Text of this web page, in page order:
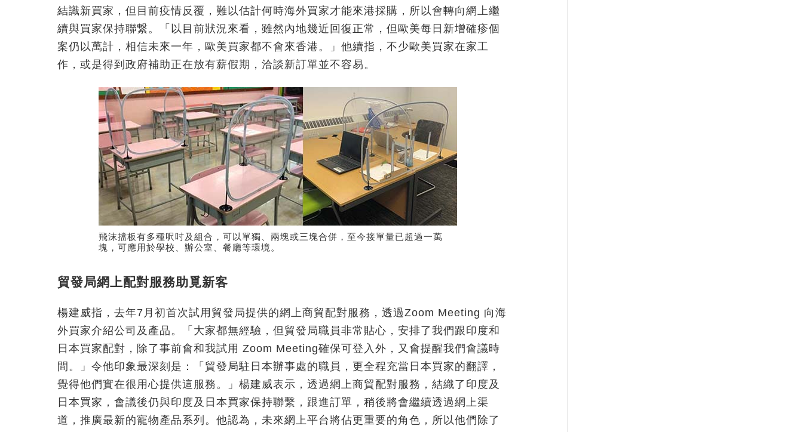
結識新買家，但目前疫情反覆，難以估計何時海外買家才能來港採購，所以會轉向網上繼
續與買家保持聯繋。「以目前狀況來看，雖然內地幾近回復正常，但歐美每日新增確疹個
案仍以萬計，相信未來一年，歐美買家都不會來香港。」他續指，不少歐美買家在家工
作，或是得到政府補助正在放有薪假期，洽談新訂單並不容易。
飛沫擋板有多種呎吋及組合，可以單獨、兩塊或三塊合併，至今接單量已超過一萬
塊，可應用於學校、辦公室、餐廳等環境。
貿發局網上配對服務助覓新客
楊建威指，去年7月初首次試用貿發局提供的網上商貿配對服務，透過Zoom Meeting 向海
外買家介紹公司及產品。「大家都無經驗，但貿發局職員非常貼心，安排了我們跟印度和
日本買家配對，除了事前會和我試用 Zoom Meeting確保可登入外，又會提醒我們會議時
間。」令他印象最深刻是：「貿發局駐日本辦事處的職員，更全程充當日本買家的翻譯，
覺得他們實在很用心提供這服務。」楊建威表示，透過網上商貿配對服務，結織了印度及
日本買家，會議後仍與印度及日本買家保持聯繫，跟進訂單，稍後將會繼續透過網上渠
道，推廣最新的寵物產品系列。他認為，未來網上平台將佔更重要的角色，所以他們除了